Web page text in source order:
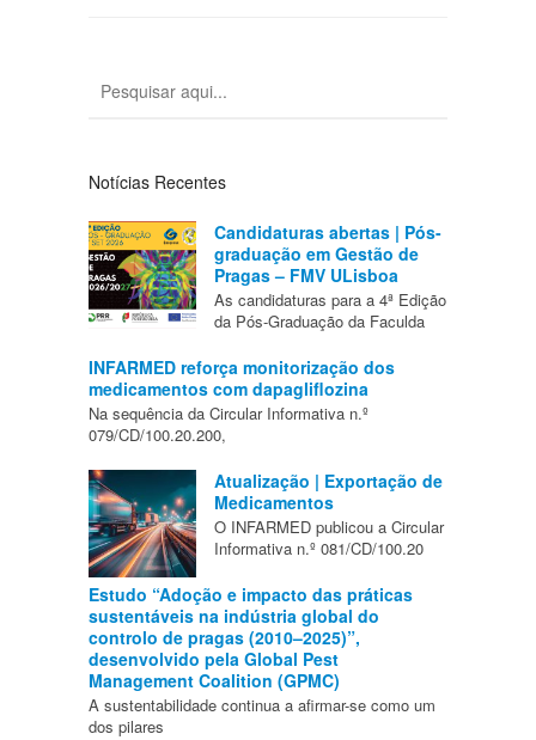
Notícias Recentes
Candidaturas abertas | Pós-
graduação em Gestão de
Pragas – FMV ULisboa
As candidaturas para a 4ª Edição
da Pós-Graduação da Faculda
INFARMED reforça monitorização dos
medicamentos com dapagliflozina
Na sequência da Circular Informativa n.º
079/CD/100.20.200,
Atualização | Exportação de
Medicamentos
O INFARMED publicou a Circular
Informativa n.º 081/CD/100.20
Estudo “Adoção e impacto das práticas
sustentáveis na indústria global do
controlo de pragas (2010–2025)”,
desenvolvido pela Global Pest
Management Coalition (GPMC)
A sustentabilidade continua a afirmar-se como um
dos pilares